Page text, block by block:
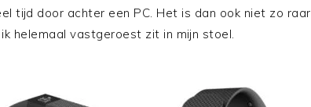
tijd door achter een PC. Het is dan ook niet zo raar
helemaal vastgeroest zit in mijn stoel.